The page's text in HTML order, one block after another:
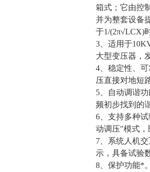
箱式；它由控
并为整套设备
于1/(2π√LCX)
3、适用于
大型变压器，
4、稳定性、
压直接对地短
5、自动调谐
频初步找到的
6、支持多种
动调压"模式，
7、系统人机
示，具备试验
8、保护功能*